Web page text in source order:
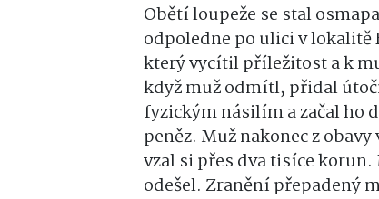
Obětí loupeže se stal
odpoledne po ulici v
který vycítil příležitost a k
když muž odmítl, přidal
fyzickým násilím a začal ho
peněz. Muž nakonec z
vzal si přes dva tisíce
odešel. Zranění přepadený